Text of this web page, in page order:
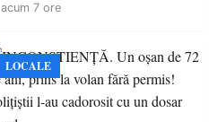
acum 7 ore
LOCALE